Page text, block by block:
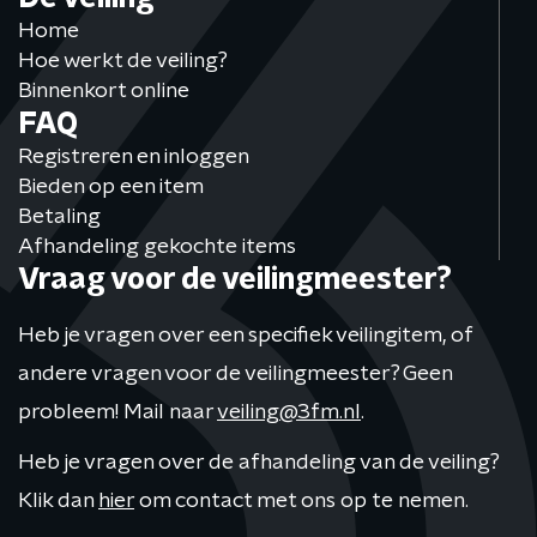
Home
Hoe werkt de veiling?
Binnenkort online
FAQ
Registreren en inloggen
Bieden op een item
Betaling
Afhandeling gekochte items
Vraag voor de veilingmeester?
Heb je vragen over een specifiek veilingitem, of
andere vragen voor de veilingmeester? Geen
probleem! Mail naarveiling@3fm.nl.
Heb je vragen over de afhandeling van de veiling?
Klik dan hierom contact met ons op te nemen.